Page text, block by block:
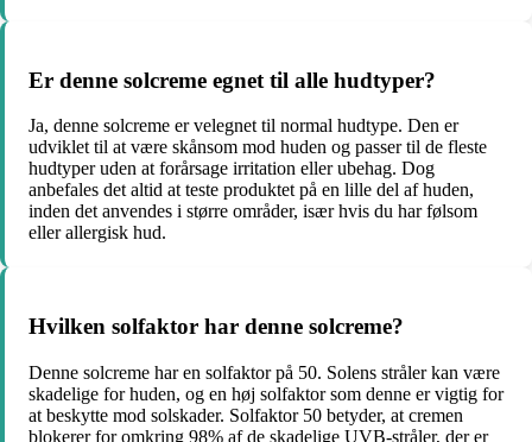
Er denne solcreme egnet til alle hudtyper?
Ja, denne solcreme er velegnet til normal hudtype. Den er
udviklet til at være skånsom mod huden og passer til de fleste
hudtyper uden at forårsage irritation eller ubehag. Dog
anbefales det altid at teste produktet på en lille del af huden,
inden det anvendes i større områder, især hvis du har følsom
eller allergisk hud.
Hvilken solfaktor har denne solcreme?
Denne solcreme har en solfaktor på 50. Solens stråler kan være
skadelige for huden, og en høj solfaktor som denne er vigtig for
at beskytte mod solskader. Solfaktor 50 betyder, at cremen
blokerer for omkring 98% af de skadelige UVB-stråler, der er